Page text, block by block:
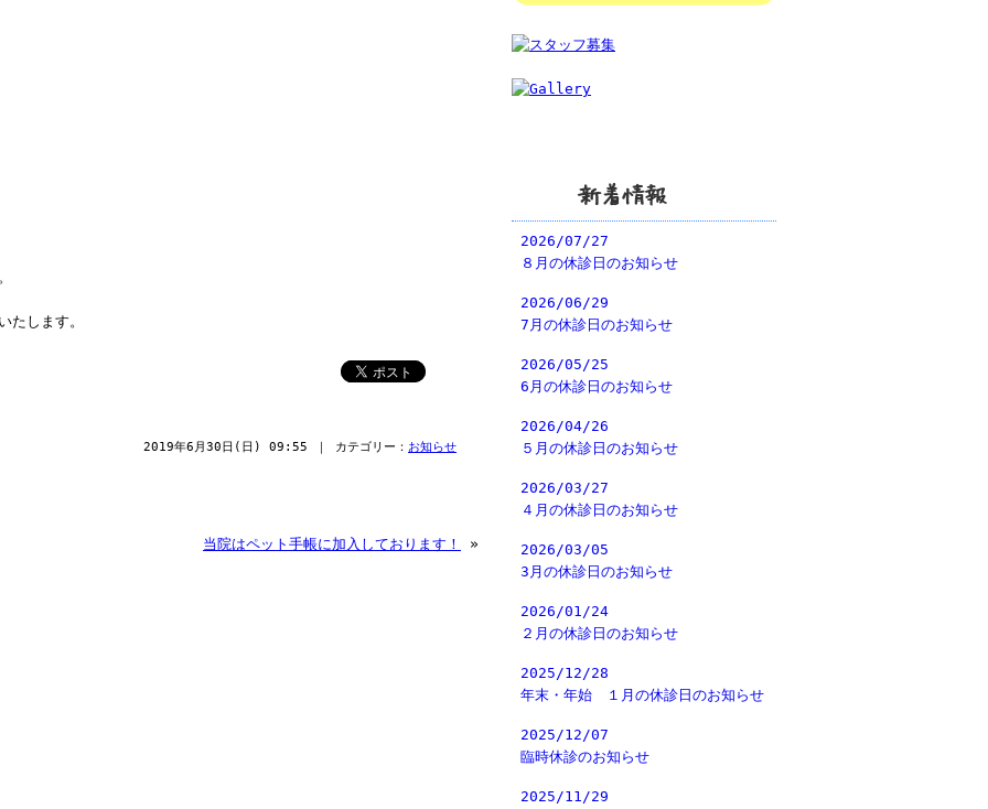
たします。
2019年6月30日(日) 09:55 ｜ カテゴリー： お知らせ
当院はペット手帳に加入しております！ »
新着情報
2026/07/27
８月の休診日のお知らせ
2026/06/29
7月の休診日のお知らせ
2026/05/25
6月の休診日のお知らせ
2026/04/26
５月の休診日のお知らせ
2026/03/27
４月の休診日のお知らせ
2026/03/05
3月の休診日のお知らせ
2026/01/24
２月の休診日のお知らせ
2025/12/28
年末・年始 １月の休診日のお知らせ
2025/12/07
臨時休診のお知らせ
2025/11/29